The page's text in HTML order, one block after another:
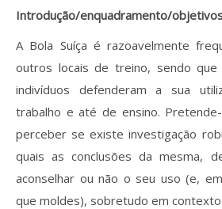
Revistas
Como publicitar
Contatos
Estatísticas da
Ficha técnica
Introdução/enquadramento/
A Bola Suíça é razoavelmente
outros locais de treino, sendo
indivíduos defenderam a sua
trabalho e até de ensino.
perceber se existe investigação
quais as conclusões da mesma,
aconselhar ou não o seu uso (e,
que moldes), sobretudo em contexto